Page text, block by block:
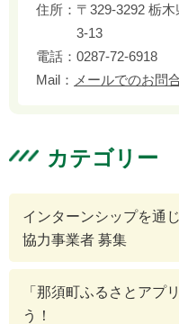
住所： 〒329-3292 栃
3-13
電話： 0287-72-6918
Mail： メールでのお問
カテゴリー
インターンシップを通
協力事業者 募集
「那須町ふるさとアプ
う！